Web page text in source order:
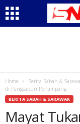
Home Berita Sabah &
di Pangsapuri Penampang
BERITA SABAH & SARAWAK
Mayat